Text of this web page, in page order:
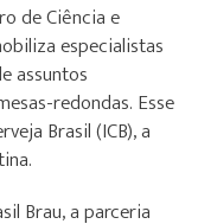
de Ciência e
especialistas
assuntos
redondas. Esse
Brasil (ICB), a
Brau, a parceria